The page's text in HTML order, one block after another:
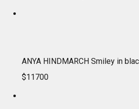
ANYA HINDMARCH Smiley in
$11700